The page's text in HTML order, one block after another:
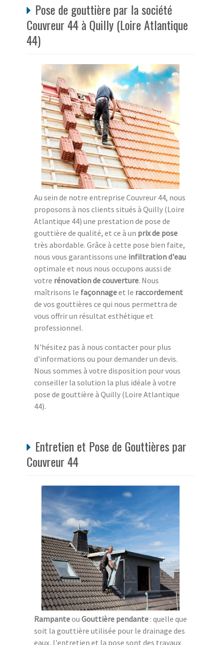
Pose de gouttière par la société
Couvreur 44 à Quilly (Loire Atlantique
44)
Au sein de notre entreprise Couvreur 44, nous
proposons à nos clients situés à Quilly (Loire
Atlantique 44) une prestation de pose de
gouttière de qualité, et ce à un prix de pose
très abordable. Grâce à cette pose bien faite,
nous vous garantissons une infiltration d'eau
optimale et nous nous occupons aussi de
votre rénovation de couverture. Nous
maîtrisons le façonnageet le raccordement
de vos gouttières ce qui nous permettra de
vous offrir un résultat esthétique et
professionnel.
N'hésitez pas à nous contacter pour plus
d'informations ou pour demander un devis.
Nous sommes à votre disposition pour vous
conseiller la solution la plus idéale à votre
pose de gouttière à Quilly (Loire Atlantique
44).
Entretien et Pose de Gouttières par
Couvreur 44
Rampanteou Gouttière pendante : quelle que
soit la gouttière utilisée pour le drainage des
eaux, l'entretien et la pose sont des travaux